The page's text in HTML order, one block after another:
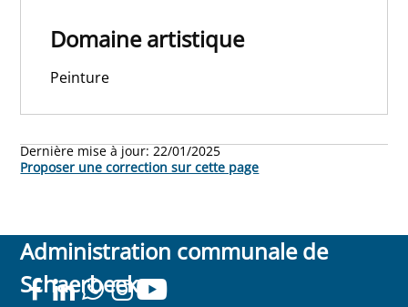
Domaine artistique
Peinture
Dernière mise à jour:22/01/2025
Proposer une correction sur cette page
Administration communale de
Schaerbeek